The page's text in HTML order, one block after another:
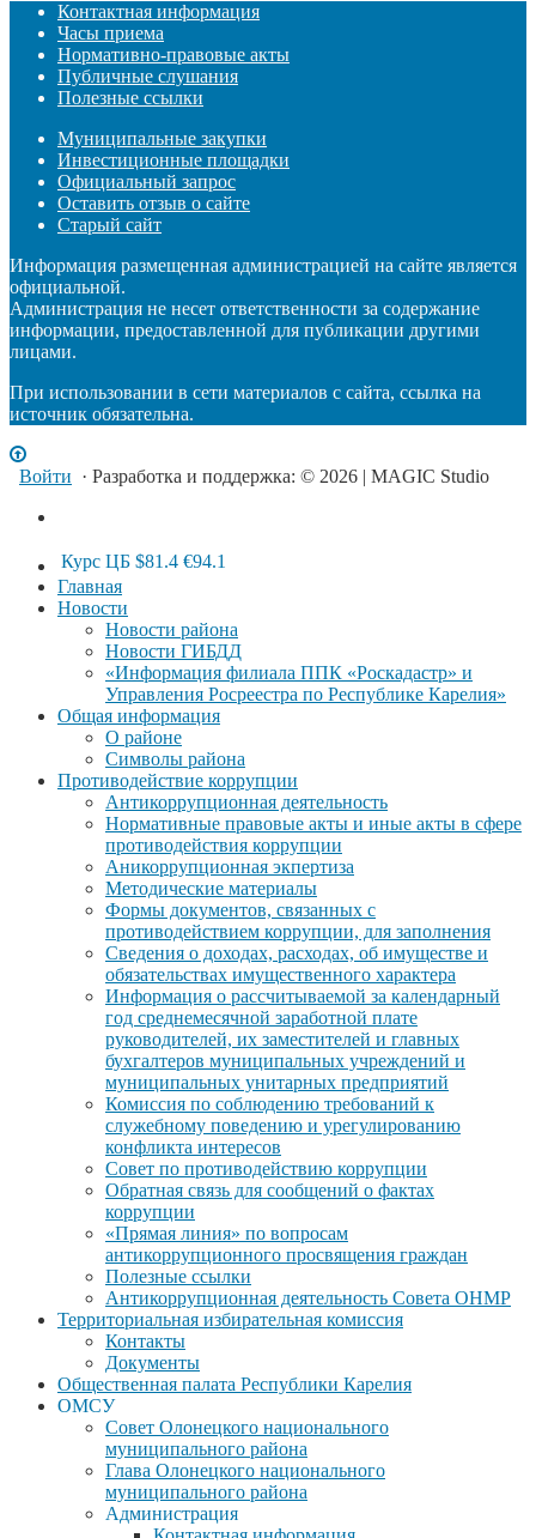
Контактная информация
Часы приема
Нормативно-правовые акты
Публичные слушания
Полезные ссылки
Муниципальные закупки
Инвестиционные площадки
Официальный запрос
Оставить отзыв о сайте
Старый сайт
Информация размещенная администрацией на сайте является
официальной.
Администрация не несет ответственности за содержание
информации, предоставленной для публикации другими
лицами.
При использовании в сети материалов с сайта, ссылка на
источник обязательна.
Войти · Разработка и поддержка: © 2026 | MAGIC Studio
Курс ЦБ $81.4 €94.1
Главная
Новости
Новости района
Новости ГИБДД
«Информация филиала ППК «Роскадастр» и
Управления Росреестра по Республике Карелия»
Общая информация
О районе
Символы района
Противодействие коррупции
Антикоррупционная деятельность
Нормативные правовые акты и иные акты в сфере
противодействия коррупции
Аникоррупционная экпертиза
Методические материалы
Формы документов, связанных с
противодействием коррупции, для заполнения
Сведения о доходах, расходах, об имуществе и
обязательствах имущественного характера
Информация о рассчитываемой за календарный
год среднемесячной заработной плате
руководителей, их заместителей и главных
бухгалтеров муниципальных учреждений и
муниципальных унитарных предприятий
Комиссия по соблюдению требований к
служебному поведению и урегулированию
конфликта интересов
Совет по противодействию коррупции
Обратная связь для сообщений о фактах
коррупции
«Прямая линия» по вопросам
антикоррупционного просвящения граждан
Полезные ссылки
Антикоррупционная деятельность Совета ОНМР
Территориальная избирательная комиссия
Контакты
Документы
Общественная палата Республики Карелия
ОМСУ
Совет Олонецкого национального
муниципального района
Глава Олонецкого национального
муниципального района
Администрация